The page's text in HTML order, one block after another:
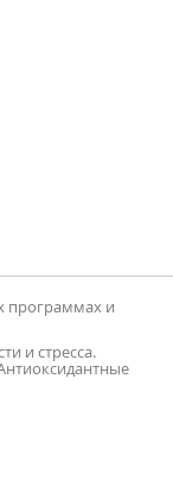
программах и
и стресса.